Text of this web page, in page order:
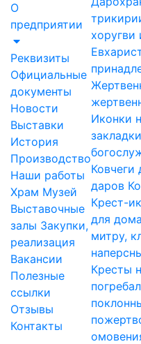
О
предприятии
Реквизиты
Официальные
документы
Новости
Выставки
История
Производство
Наши работы
Храм Музей
Выставочные
залы Закупки,
реализация
Вакансии
Полезные
ссылки
Отзывы
Контакты
хоругви
Иконки
даров
Крест-
для дома
митру,
Кресты